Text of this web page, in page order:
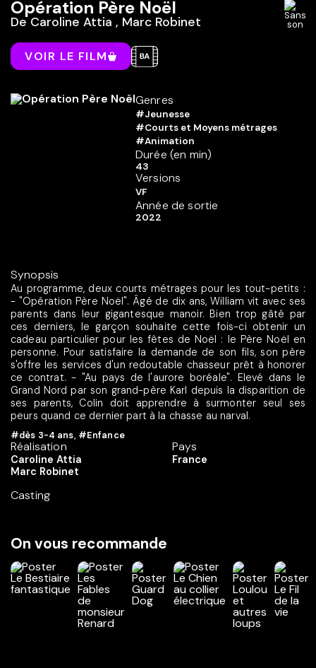
Opération Père Noël
DeCaroline Attia , Marc Robinet
VOIR LE FILM
Genres
#Jeunesse
#Courts et Moyens métrages
#Animation
Durée (en min)
43
Versions
VF
Année de sortie
2022
Synopsis
Au programme, deux courts métrages pour les tout-petits :
- "Opération Père Noël". Âgé de dix ans, William vit avec ses
parents dans leur gigantesque manoir. Bien trop gâté par
ces derniers, le garçon souhaite cette fois-ci obtenir un
cadeau particulier pour les fêtes de Noël : le Père Noël en
personne. Pour satisfaire la demande de son fils, son père
s'offre les services d'un redoutable chasseur prêt à honorer
ce contrat. - "Au pays de l'aurore boréale". Elevé dans le
Grand Nord par son grand-père Karl depuis la disparition de
ses parents, Colin doit apprendre à surmonter seul ses
peurs quand ce dernier part à la chasse au narval.
#dès 3-4 ans, #Enfance
Réalisation
Caroline Attia
Marc Robinet
Casting
Pays
France
On vous recommande